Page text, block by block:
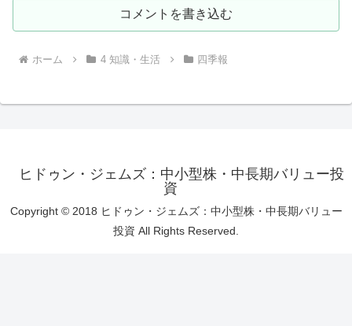
コメントを書き込む
ホーム 4 知識・生活 四季報
ヒドゥン・ジェムズ：中小型株・中長期バリュー投
資
Copyright © 2018 ヒドゥン・ジェムズ：中小型株・中長期バリュー
投資 All Rights Reserved.